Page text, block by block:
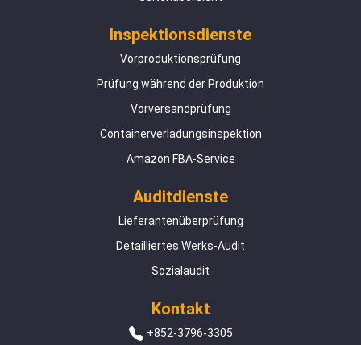
Inspektionsdienste
Vorproduktionsprüfung
Prüfung während der Produktion
Vorversandprüfung
Containerverladungsinspektion
Amazon FBA-Service
Auditdienste
Lieferantenüberprüfung
Detailliertes Werks-Audit
Sozialaudit
Kontakt
+852-3796-3305